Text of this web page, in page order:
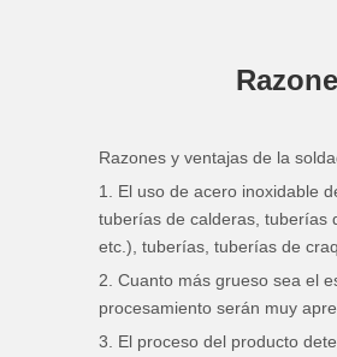
Razones y ventajas de la
1. El uso de acero inoxidable
tuberías de calderas, tuberías
etc.), tuberías, tuberías de
2. Cuanto más grueso sea el
procesamiento serán muy
3. El proceso del producto